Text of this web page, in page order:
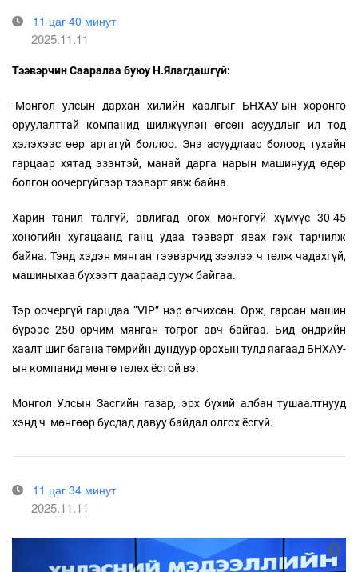
11 цаг 40 минут
2025.11.11
Тээвэрчин Сааралаа буюу Н.Ялагдашгүй:
-Монгол улсын дархан хилийн хаалгыг БНХАУ-ын хөрөнгө
оруулалттай компанид шилжүүлэн өгсөн асуудлыг ил тод
хэлэхээс өөр аргагүй боллоо. Энэ асуудлаас болоод тухайн
гарцаар хятад эзэнтэй, манай дарга нарын машинууд өдөр
болгон оочергүйгээр тээвэрт явж байна.
Харин танил талгүй, авлигад өгөх мөнгөгүй хүмүүс 30-45
хоногийн хугацаанд ганц удаа тээвэрт явах гэж тарчилж
байна. Тэнд хэдэн мянган тээвэрчид зээлээ ч төлж чадахгүй,
машиныхаа бүхээгт даараад сууж байгаа.
Тэр оочергүй гарцдаа “VIP” нэр өгчихсөн. Орж, гарсан машин
бүрээс 250 орчим мянган төгрөг авч байгаа. Бид өндрийн
хаалт шиг багана төмрийн дундуур орохын тулд яагаад БНХАУ-
ын компанид мөнгө төлөх ёстой вэ.
Монгол Улсын Засгийн газар, эрх бүхий албан тушаалтнууд
хэнд ч мөнгөөр бусдад давуу байдал олгох ёсгүй.
11 цаг 34 минут
2025.11.11